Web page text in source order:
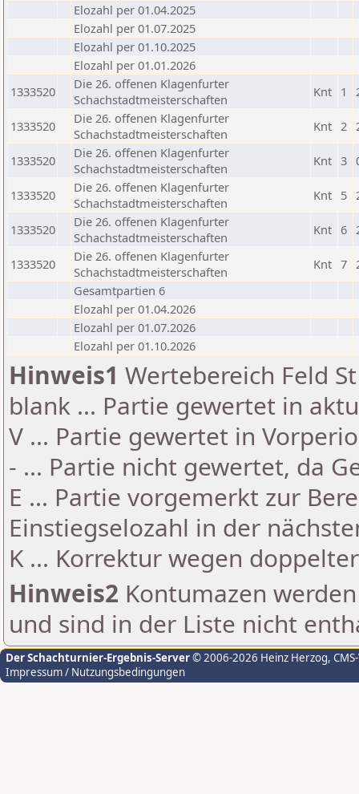
Elozahl per 01.04.2025
Elozahl per 01.07.2025
Elozahl per 01.10.2025
Elozahl per 01.01.2026
1333520
Die 26. offenen Klagenfurter
Schachstadtmeisterschaften
Knt 1
1333520
Die 26. offenen Klagenfurter
Schachstadtmeisterschaften
Knt 2
1333520
Die 26. offenen Klagenfurter
Schachstadtmeisterschaften
Knt 3
1333520
Die 26. offenen Klagenfurter
Schachstadtmeisterschaften
Knt 5
1333520
Die 26. offenen Klagenfurter
Schachstadtmeisterschaften
Knt 6
1333520
Die 26. offenen Klagenfurter
Schachstadtmeisterschaften
Knt 7
Gesamtpartien 6
Elozahl per 01.04.2026
Elozahl per 01.07.2026
Elozahl per 01.10.2026
Hinweis1 Wertebereich Feld
blank ... Partie gewertet in
V ... Partie gewertet in
- ... Partie nicht gewertet, da
E ... Partie vorgemerkt zur
Einstiegselozahl in der
K ... Korrektur wegen
Hinweis2 Kontumazen
und sind in der Liste nicht
Der Schachturnier-Ergebnis-Server© 2006-2026 Heinz Herzog,
Impressum / Nutzungsbedingungen